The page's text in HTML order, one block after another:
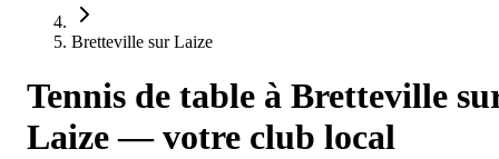
Bretteville sur Laize
Tennis de table à Bretteville
Laize—votre club local